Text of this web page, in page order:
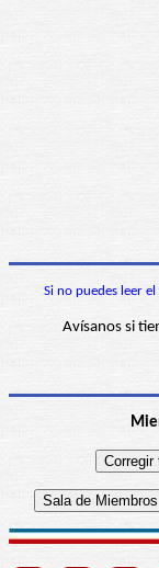
Si no puedes leer
Avísanos si